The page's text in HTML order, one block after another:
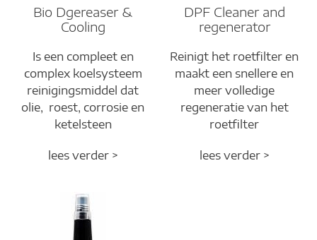
Bio Dgereaser &
Cooling
Is een compleet en
complex koelsysteem
reinigingsmiddel dat
olie, roest, corrosie en
ketelsteen
lees verder >
DPF Cleaner and
regenerator
Reinigt het roetfilter en
maakt een snellere en
meer volledige
regeneratie van het
roetfilter
lees verder >